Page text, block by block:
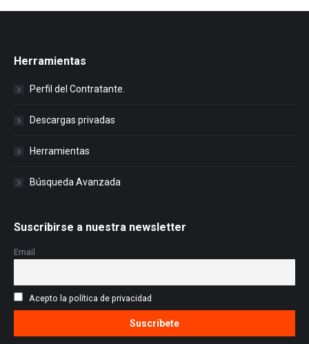
Herramientas
Perfil del Contratante.
Descargas privadas
Herramientas
Búsqueda Avanzada
Suscribirse a nuestra newsletter
Email
Acepto la política de privacidad